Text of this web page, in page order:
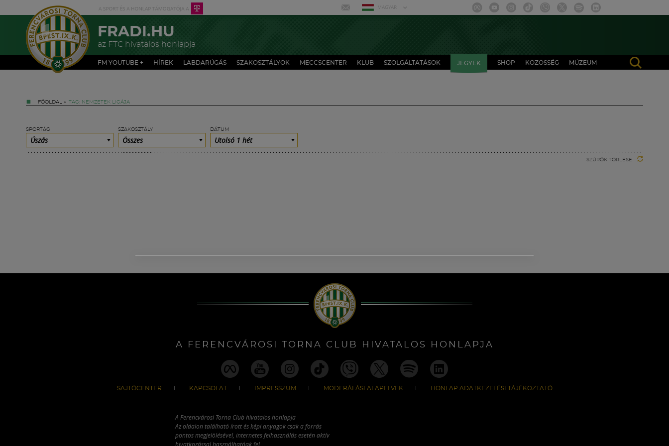
MAGYAR
FRADI.HU
az FTC hivatalos honlapja
FM YOUTUBE + HÍREK LABDARÚGÁS SZAKOSZTÁLYOK MECCSCENTER KLUB SZOLGÁLTATÁSOK JEGYEK SHOP KÖZÖSSÉG MÚZEUM
FŐOLDAL » TAG: NEMZETEK LIGÁJA
SPORTÁG
Úszás
SZAKOSZTÁLY
Összes
DÁTUM
Utolsó 1 hét
SZŰRŐK TÖRLÉSE
A FERENCVÁROSI TORNA CLUB HIVATALOS HONLAPJA
SAJTÓCENTER KAPCSOLAT IMPRESSZUM MODERÁLÁSI ALAPELVEK HONLAP ADATKEZELÉSI TÁJÉKOZTATÓ
A Ferencvárosi Torna Club hivatalos honlapja
Az oldalon található írott és képi anyagok csak a forrás
pontos megjelölésével, internetes felhasználás esetén aktív
hivatkozással használhatóak fel.